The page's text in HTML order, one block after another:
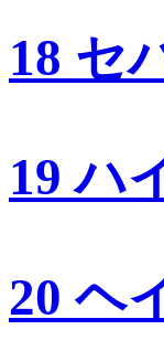
18 セ
19 ハ
20 ヘ